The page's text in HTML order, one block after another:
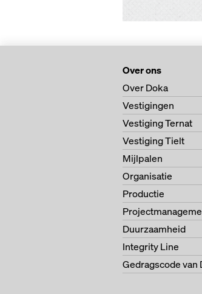
Over ons
Over Doka
Vestigingen
Vestiging Ternat
Vestiging Tielt
Mijlpalen
Organisatie
Productie
Duurzaamheid
Integrity Line
Gedragscode van